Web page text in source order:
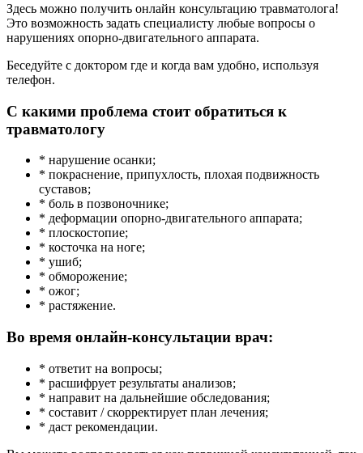
Здесь можно получить онлайн консультацию травматолога!
Это возможность задать специалисту любые вопросы о
нарушениях опорно-двигательного аппарата.
Беседуйте с доктором где и когда вам удобно, используя
телефон.
С какими проблема стоит обратиться к
травматологу
* нарушение осанки;
* покраснение, припухлость, плохая подвижность
суставов;
* боль в позвоночнике;
* деформации опорно-двигательного аппарата;
* плоскостопие;
* косточка на ноге;
* ушиб;
* обморожение;
* ожог;
* растяжение.
Во время онлайн-консультации врач:
* ответит на вопросы;
* расшифрует результаты анализов;
* направит на дальнейшие обследования;
* составит / скорректирует план лечения;
* даст рекомендации.